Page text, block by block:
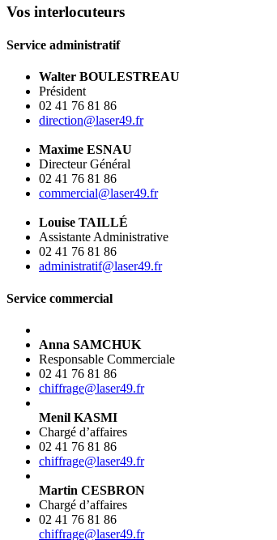
Vos interlocuteurs
Service administratif
Walter BOULESTREAU
Président
02 41 76 81 86
direction@laser49.fr
Maxime ESNAU
Directeur Général
02 41 76 81 86
commercial@laser49.fr
Louise TAILLÉ
Assistante Administrative
02 41 76 81 86
administratif@laser49.fr
Service commercial
Anna SAMCHUK
Responsable Commerciale
02 41 76 81 86
chiffrage@laser49.fr
Menil KASMI
Chargé d’affaires
02 41 76 81 86
chiffrage@laser49.fr
Martin CESBRON
Chargé d’affaires
02 41 76 81 86
chiffrage@laser49.fr